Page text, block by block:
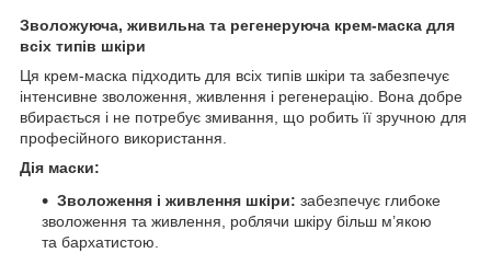
Зволожуюча, живильна та регенеруюча крем-маска для
всіх типів шкіри
Ця крем-маска підходить для всіх типів шкіри та забезпечує
інтенсивне зволоження, живлення і регенерацію. Вона добре
вбирається і не потребує змивання, що робить її зручною для
професійного використання.
Дія маски:
Зволоження і живлення шкіри: забезпечує глибоке
зволоження та живлення, роблячи шкіру більш м’якою
та бархатистою.